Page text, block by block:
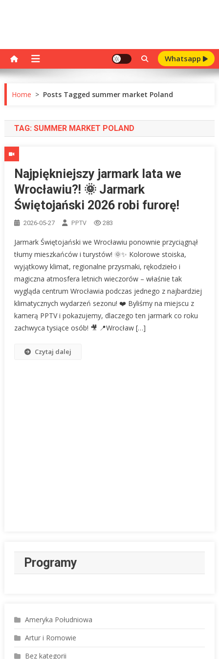
Whatsapp
Home > Posts Tagged summer market Poland
TAG: SUMMER MARKET POLAND
Najpiękniejszy jarmark lata we
Wrocławiu?! 🌞 Jarmark
Świętojański 2026 robi furorę!
2026-05-27 PPTV 283
Jarmark Świętojański we Wrocławiu ponownie przyciągnął
tłumy mieszkańców i turystów! 🌞✨ Kolorowe stoiska,
wyjątkowy klimat, regionalne przysmaki, rękodzieło i
magiczna atmosfera letnich wieczorów – właśnie tak
wygląda centrum Wrocławia podczas jednego z najbardziej
klimatycznych wydarzeń sezonu! ❤️ Byliśmy na miejscu z
kamerą PPTV i pokazujemy, dlaczego ten jarmark co roku
zachwyca tysiące osób! 🎥 📍Wrocław […]
Czytaj dalej
Programy
Ameryka Południowa
Artur i Romowie
Bez kategorii